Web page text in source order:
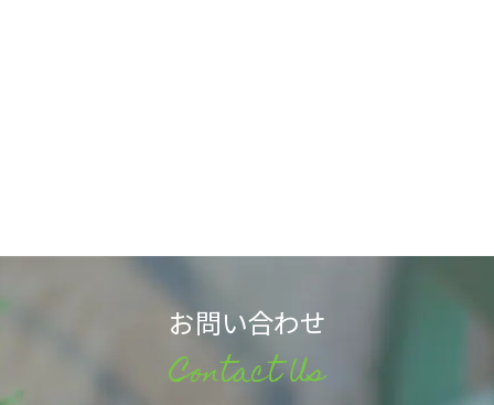
お問い合わせ
Contact Us